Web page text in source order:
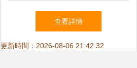
書》發布 共啟行業新十年，
健康咨詢服務邁向精準與人文
查看詳情
更新時間：2026-08-06 21:42:32